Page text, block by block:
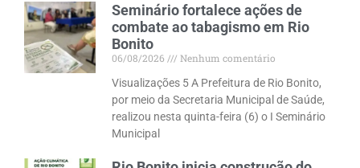
Seminário fortalece ações de
combate ao tabagismo em Rio
Bonito
06/08/2026
Nenhum comentário
Visualizações 5 A Prefeitura de Rio Bonito,
por meio da Secretaria Municipal de Saúde,
realizou nesta quinta-feira (6) o I Seminário
Municipal